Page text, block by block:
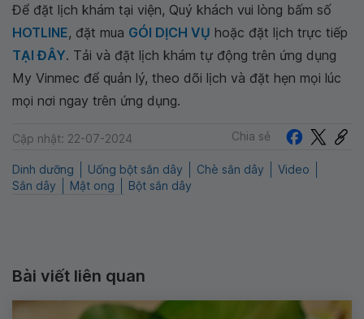
Để đặt lịch khám tại viện, Quý khách vui lòng bấm số
HOTLINE, đặt mua GÓI DỊCH VỤ hoặc đặt lịch trực tiếp
TẠI ĐÂY. Tải và đặt lịch khám tự động trên ứng dụng
My Vinmec để quản lý, theo dõi lịch và đặt hẹn mọi lúc
mọi nơi ngay trên ứng dụng.
Cập nhật: 22-07-2024 Chia sẻ
Dinh dưỡng Uống bột sắn dây Chè sắn dây
Video
Sắn dây
Mật ong Bột sắn dây
Bài viết liên quan